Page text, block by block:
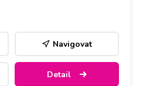
Navigovat
Detail